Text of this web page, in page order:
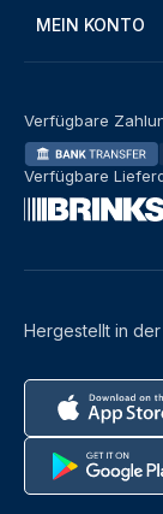
MEIN KONTO
Hergestellt in
Verfügbare
Verfügbare